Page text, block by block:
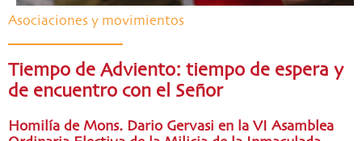
Asociaciones y movimientos
Tiempo de Adviento: tiempo de espera y
de encuentro con el Señor
Homilía de Mons. Dario Gervasi en la VI Asamblea